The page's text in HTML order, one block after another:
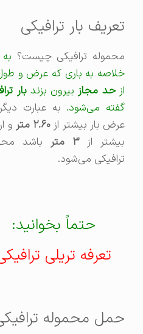
تعریف بار ترافیکی
محموله ترافیکی چیست؟به طور
خلاصه به باری که عرض و طول آن
حد مجازبیرون بزندبار ترافیکی
گفته می‌شود.به عبارت دیگر اگر
عرض بار بیشتر از۲.۶۰ متر
و ارتفاع
بیشتر از
۳ متر
باشد محموله
ترافیکی می‌شود.
حتماً بخوانید:
تعرفه تریلی ترافیکی
حمل محموله ترافیکی